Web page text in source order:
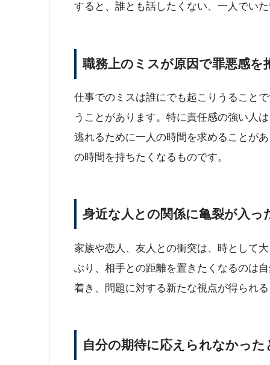
すると、誰とも話したくない、一人でい
職務上のミスが原因で罪悪感を
仕事でのミスは誰にでも起こりうること
うことがあります。特に責任感の強い人
逃れるために一人の時間を求めることが
の時間を持ちたくなるものです。
身近な人との関係に亀裂が入っ
家族や恋人、友人との衝突は、時として
ぶり、相手との距離を置きたくなるのは
着き、問題に対する新たな視点が得られ
自分の期待に応えられなかった